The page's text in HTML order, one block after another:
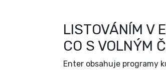
LISTOVÁNÍM V
CO S VOLNÝM
Enter obsahuje programy